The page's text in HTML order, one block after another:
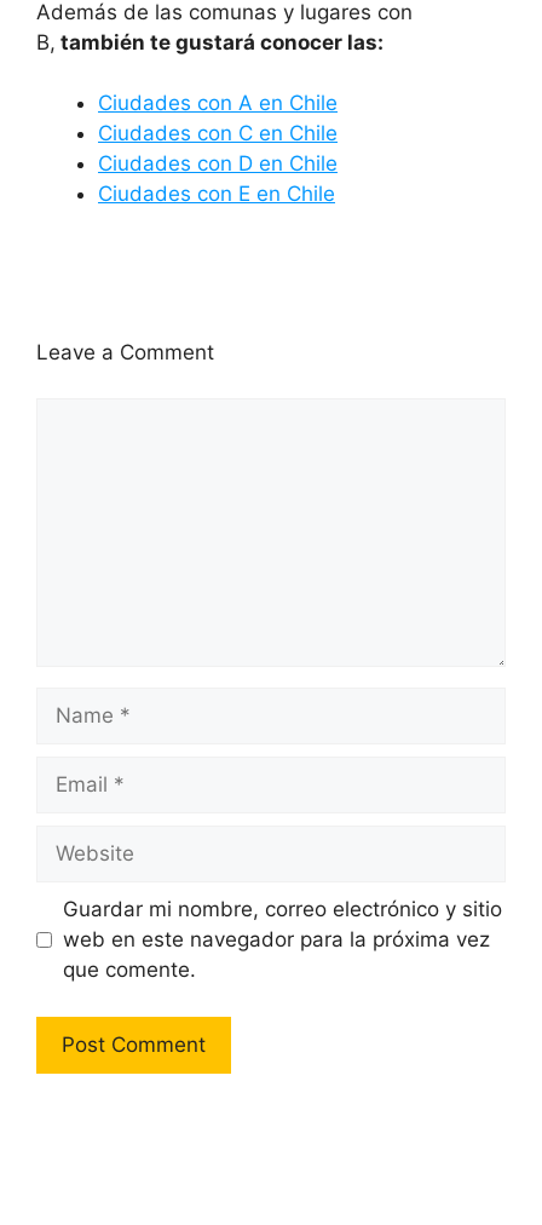
Además de las comunas y lugares con
B, también te gustará conocer las:
Ciudades con A en Chile
Ciudades con C en Chile
Ciudades con D en Chile
Ciudades con E en Chile
Leave a Comment
Name
Email
Website
Guardar mi nombre, correo electrónico y sitio
web en este navegador para la próxima vez
que comente.